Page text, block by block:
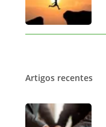
Artigos recentes